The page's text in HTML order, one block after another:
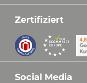
Zertifiziert
Social Media